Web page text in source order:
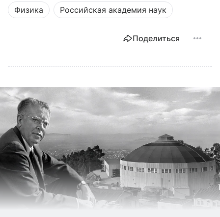
Физика Российская академия наук
Поделиться